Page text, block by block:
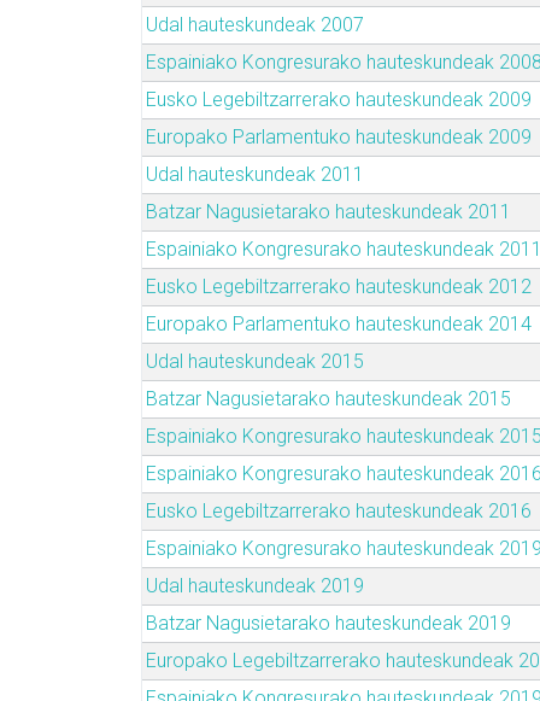
Udal hauteskundeak 2007
Espainiako Kongresurako hauteskundeak 2008
Eusko Legebiltzarrerako hauteskundeak 2009
Europako Parlamentuko hauteskundeak 2009
Udal hauteskundeak 2011
Batzar Nagusietarako hauteskundeak 2011
Espainiako Kongresurako hauteskundeak 2011
Eusko Legebiltzarrerako hauteskundeak 2012
Europako Parlamentuko hauteskundeak 2014
Udal hauteskundeak 2015
Batzar Nagusietarako hauteskundeak 2015
Espainiako Kongresurako hauteskundeak 2015
Espainiako Kongresurako hauteskundeak 2016
Eusko Legebiltzarrerako hauteskundeak 2016
Espainiako Kongresurako hauteskundeak 2019
Udal hauteskundeak 2019
Batzar Nagusietarako hauteskundeak 2019
Europako Legebiltzarrerako hauteskundeak